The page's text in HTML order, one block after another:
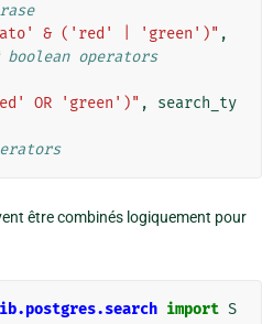
& ('red' | 'green')" ,
boolean operators
OR 'green')" ,
search_ty
être combinés logiquement pour
import S